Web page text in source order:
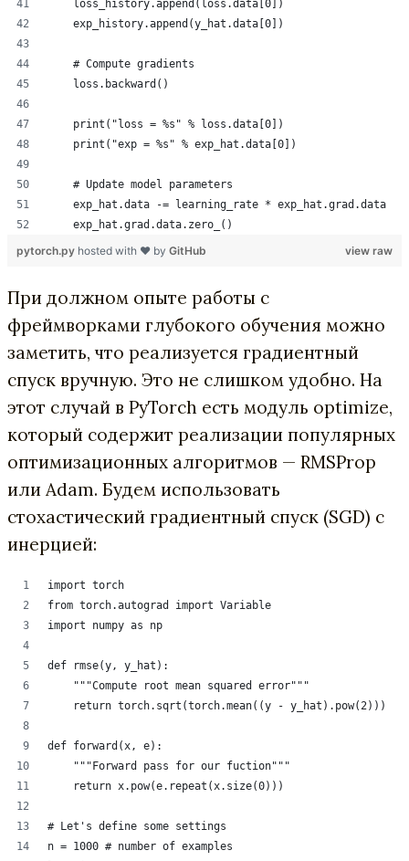
    loss_history.append(loss.data[0])
    exp_history.append(y_hat.data[0])
    # Compute gradients
    loss.backward()
    print("loss = %s" % loss.data[0])
    print("exp = %s" % exp_hat.data[0])
    # Update model parameters
    exp_hat.data -= learning_rate * exp_hat.grad.data
    exp_hat.grad.data.zero_()
view raw
pytorch.py hosted with ❤ by GitHub
При должном опыте работы с
фреймворками глубокого обучения можно
заметить, что реализуется градиентный
спуск вручную. Это не слишком удобно. На
этот случай в PyTorch есть модуль optimize,
который содержит реализации популярных
оптимизационных алгоритмов — RMSProp
или Adam. Будем использовать
стохастический градиентный спуск (SGD) c
инерцией:
import torch
from torch.autograd import Variable
import numpy as np
def rmse(y, y_hat):
    """Compute root mean squared error"""
    return torch.sqrt(torch.mean((y - y_hat).pow(2)))
def forward(x, e):
    """Forward pass for our fuction"""
    return x.pow(e.repeat(x.size(0)))
# Let's define some settings
n = 1000 # number of examples